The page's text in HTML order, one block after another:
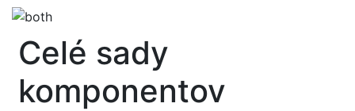
Celé sady
komponentov